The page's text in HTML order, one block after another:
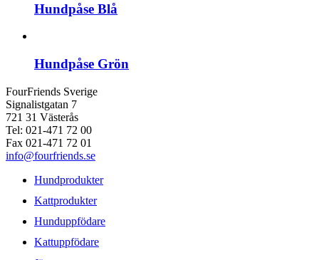
Hundpåse Blå
Hundpåse Grön
FourFriends Sverige
Signalistgatan 7
721 31 Västerås
Tel: 021-471 72 00
Fax 021-471 72 01
info@fourfriends.se
Hundprodukter
Kattprodukter
Hunduppfödare
Kattuppfödare